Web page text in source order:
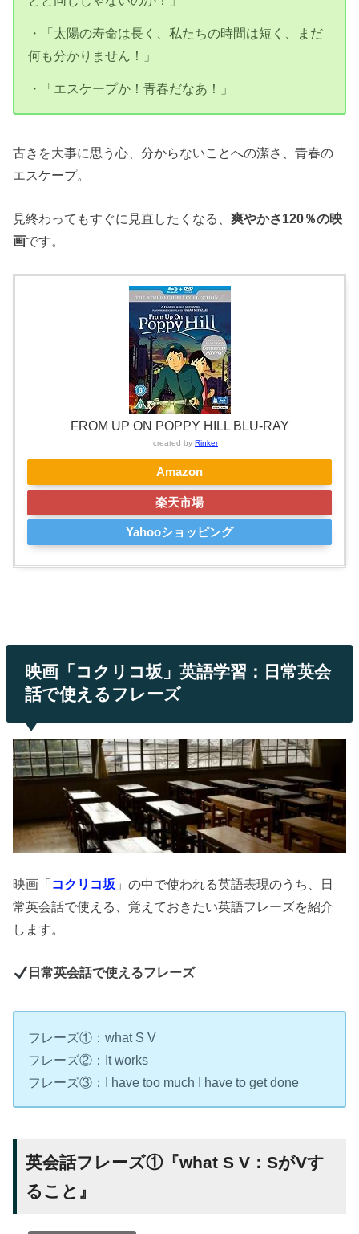
・「太陽の寿命は長く、私たちの時間は短く、まだ
何も分かりません！」
・「エスケープか！青春だなあ！」
古きを大事に思う心、分からないことへの潔さ、青春の
エスケープ。
見終わってもすぐに見直したくなる、爽やかさ120％の映
画です。
FROM UP ON POPPY HILL BLU-RAY
created by Rinker
Amazon
楽天市場
Yahooショッピング
映画「コクリコ坂」英語学習：日常英会
話で使えるフレーズ
映画「コクリコ坂 」の中で使われる英語表現のうち、日
常英会話で使える、覚えておきたい英語フレーズを紹介
します。
日常英会話で使えるフレーズ
フレーズ①：what S V
フレーズ②：It works
フレーズ③：I have too much I have to get done
英会話フレーズ①『what S V：SがVす
ること』